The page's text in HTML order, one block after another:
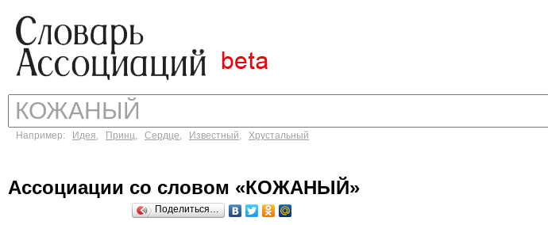
Например: Идея, Принц, Сердце, Известный, Хрустальный
Ассоциации со словом «КОЖАНЫЙ»
Поделиться…